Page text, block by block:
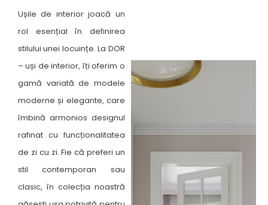
Ușile de interior joacă un
rol esențial în definirea
stilului unei locuințe. La DOR
– uși de interior, îți oferim o
gamă variată de modele
moderne și elegante, care
îmbină armonios designul
rafinat cu funcționalitatea
de zi cu zi. Fie că preferi un
stil contemporan sau
clasic, în colecția noastră